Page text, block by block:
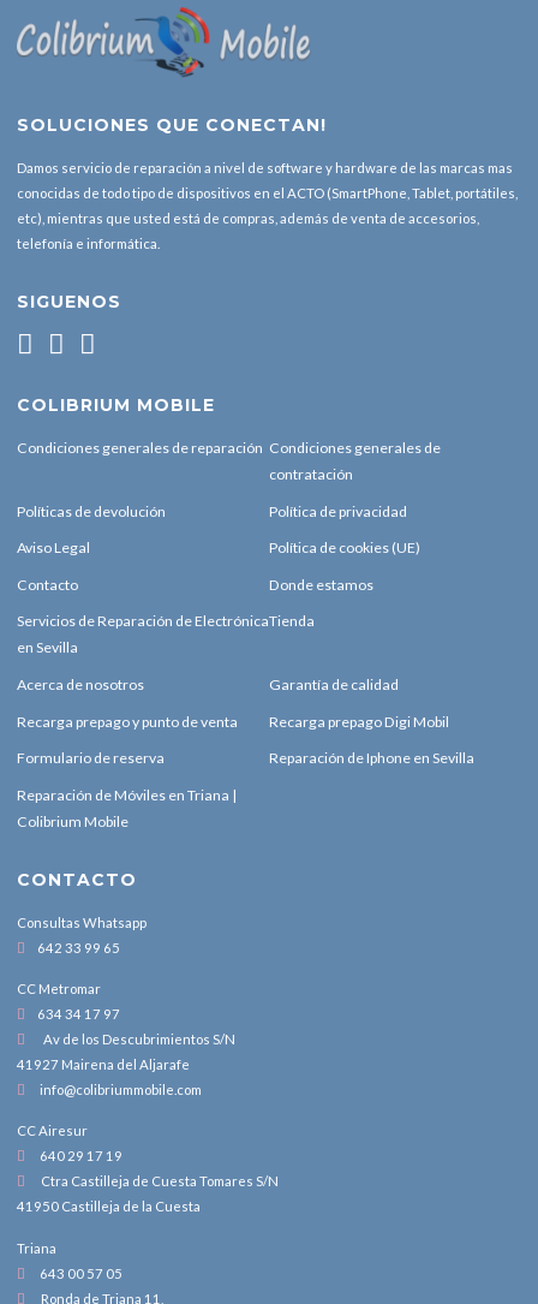
SOLUCIONES QUE CONECTAN!
Damos servicio de reparación a nivel de software y hardware de las marcas mas
conocidas de todo tipo de dispositivos en el ACTO (SmartPhone, Tablet, portátiles,
etc), mientras que usted está de compras, además de venta de accesorios,
telefonía e informática.
SIGUENOS
COLIBRIUM MOBILE
Condiciones generales de reparación Condiciones generales de
contratación
Políticas de devolución Política de privacidad
Aviso Legal Política de cookies (UE)
Contacto Donde estamos
Servicios de Reparación de Electrónica
en Sevilla
Tienda
Acerca de nosotros Garantía de calidad
Recarga prepago y punto de venta Recarga prepago Digi Mobil
Formulario de reserva Reparación de Iphone en Sevilla
Reparación de Móviles en Triana |
Colibrium Mobile
CONTACTO
Consultas Whatsapp
642 33 99 65
CC Metromar
634 34 17 97
Av de los Descubrimientos S/N
41927 Mairena del Aljarafe
info@colibriummobile.com
CC Airesur
640 29 17 19
Ctra Castilleja de Cuesta Tomares S/N
41950 Castilleja de la Cuesta
Triana
643 00 57 05
Ronda de Triana 11,